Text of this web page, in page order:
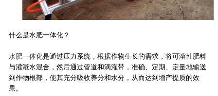
什么是水肥一体化？
水肥一体化是通过压力系统，根据作物生长的需求，将可溶性肥料
与灌溉水混合，然后通过管道和滴灌带，准确、定期、定量地输送
到作物根部，使其充分吸收养分和水分，从而达到增产提质的效
果。